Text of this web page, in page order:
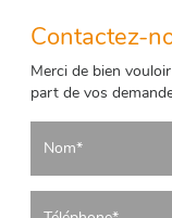
Contactez-
Merci de bien
part de vos